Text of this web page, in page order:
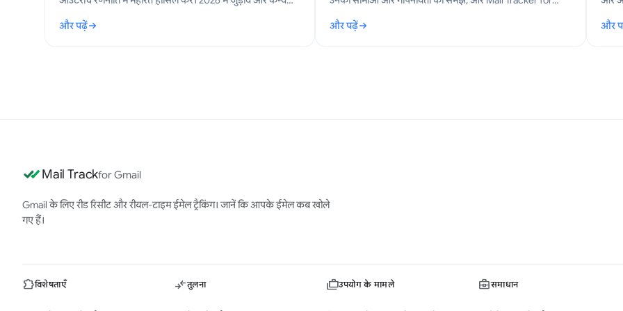
और पढ़ें
: सेल्स आउटरीच रणनीति: Gmail के लिए एक व्यावहारिक प्लेबुक
और पढ़ें
: Gmail रीड रिसीट्स (Read Receipts) की व्याख्या और सेटअप गाइड
और
:
Mail Trackfor Gmail
Gmail के लिए रीड रिसीट और रीयल-टाइम ईमेल ट्रैकिंग। जानें कि आपके ईमेल कब खोले
गए हैं।
विशेषताएँ तुलना उपयोग के मामले समाधान